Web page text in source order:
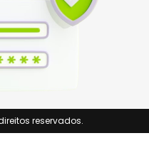
reservados.